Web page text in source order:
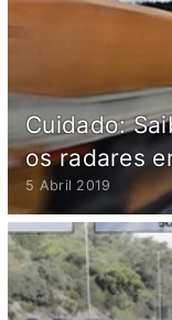
Cuidado:
os radares
5 Abril 2019